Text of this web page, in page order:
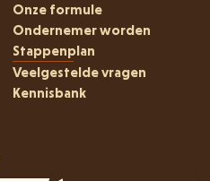
Onze formule
Ondernemer worden
Stappenplan
Veelgestelde vragen
Kennisbank